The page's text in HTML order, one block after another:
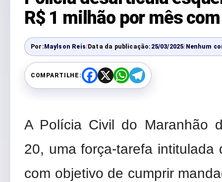
R$ 1 milhão por mês
Por:Maylson Reis/Data da publicação: 25/03/2025/Nenhum
COMPARTILHE:
F
a
o
o
X
W
h
p
T
e
A Polícia Civil do Maranhão
20, uma força-tarefa intitulada
com objetivo de cumprir